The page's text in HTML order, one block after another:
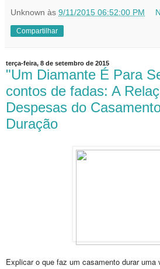
Unknown às 9/11/2015 06:52:00 PM
Compartilhar
terça-feira, 8 de setembro de 2015
"Um Diamante É Para
contos de fadas: A
Despesas do
Duração
Explicar o que faz um casamento durar uma